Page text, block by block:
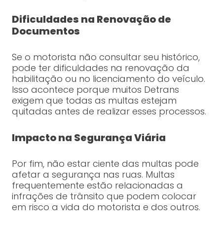
Dificuldades na Renovação de
Documentos
Se o motorista não consultar seu histórico,
pode ter dificuldades na renovação da
habilitação ou no licenciamento do veículo.
Isso acontece porque muitos Detrans
exigem que todas as multas estejam
quitadas antes de realizar esses processos.
Impacto na Segurança Viária
Por fim, não estar ciente das multas pode
afetar a segurança nas ruas. Multas
frequentemente estão relacionadas a
infrações de trânsito que podem colocar
em risco a vida do motorista e dos outros.